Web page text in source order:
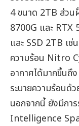
4 ขนาด 2TB ส่ว
8700G และ
และ SSD 2TB เ
ความร้อน Nitro
อากาศได้มากขึ้นถึ
ระบายความร้อนด้
นอกจากนี้ ยังมีกา
Intelligence